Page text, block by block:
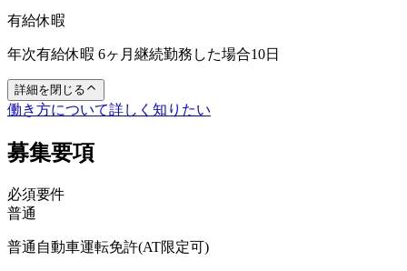
有給休暇
年次有給休暇 6ヶ月継続勤務した場合10日
詳細を閉じる
働き方について詳しく知りたい
募集要項
必須要件
普通
普通自動車運転免許(AT限定可)